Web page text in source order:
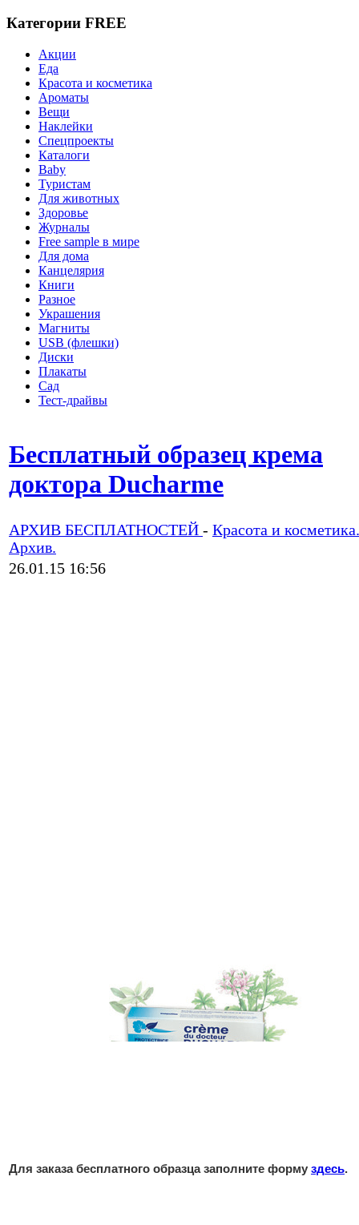
Категории FREE
Акции
Еда
Красота и косметика
Ароматы
Вещи
Наклейки
Спецпроекты
Каталоги
Baby
Туристам
Для животных
Здоровье
Журналы
Free sample в мире
Для дома
Канцелярия
Книги
Разное
Украшения
Магниты
USB (флешки)
Диски
Плакаты
Сад
Тест-драйвы
Бесплатный образец крема
доктора Ducharme
АРХИВ БЕСПЛАТНОСТЕЙ - Красота и косметика.
Архив.
26.01.15 16:56
Для заказа бесплатного образца заполните форму здесь.